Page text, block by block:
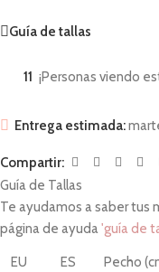
Guía de tallas
11 ¡Personas viendo
Entrega estimada:
Compartir:
Guía de Tallas
Te ayudamos a saber tus
página de ayuda'guía de
EU ES Pecho